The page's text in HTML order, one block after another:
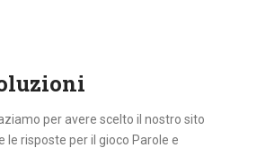
per avere scelto il nostro sito
risposte per il gioco Parole e